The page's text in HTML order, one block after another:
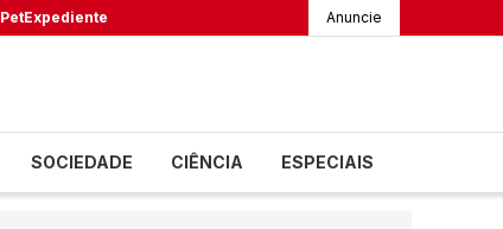
PetExpediente Anuncie
SOCIEDADE CIÊNCIA ESPECIAIS